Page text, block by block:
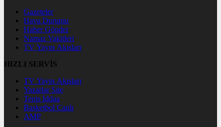
Gazeteler
Hava Durumu
Haber Gönder
Namaz Vakitleri
TV Yayın Akışları
HIZLI SERVİS
TV Yayın Akışları
Yazarlar Site
Tenis İddaa
Basketbol Canlı
AMP